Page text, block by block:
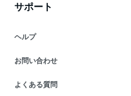
サポート
ヘルプ
お問い合わせ
よくある質問